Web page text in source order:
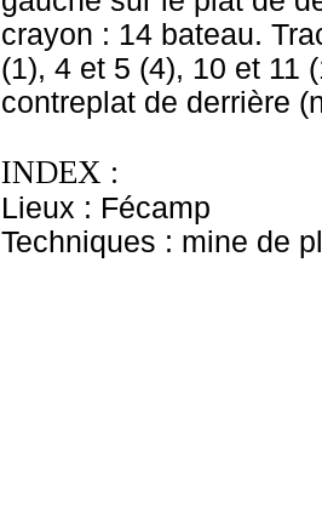
crayon : 14 bateau.
(1), 4 et 5 (4), 10 et 11
contreplat de derrière
INDEX :
Lieux : Fécamp
Techniques : mine de